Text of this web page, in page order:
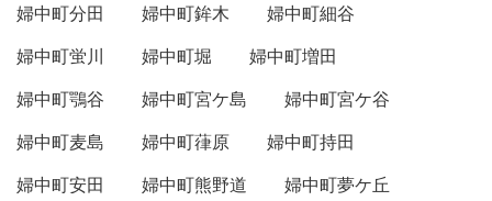
婦中町分田
婦中町鉾木
婦中町細谷
婦中町蛍川
婦中町堀
婦中町増田
婦中町鶚谷
婦中町宮ケ島
婦中町宮ケ谷
婦中町麦島
婦中町葎原
婦中町持田
婦中町安田
婦中町熊野道
婦中町夢ケ丘